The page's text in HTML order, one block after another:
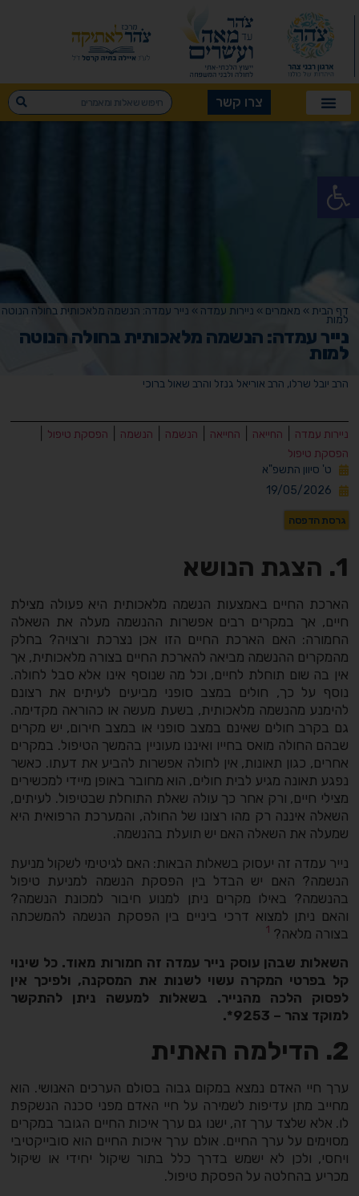
פתח סרגל נגישות
צרו קשר
דף הבית » מאמרים » ניירות עמדה » נייר עמדה: הנשמה מלאכותית בחולה הנוטה
למות
נייר עמדה: הנשמה מלאכותית בחולה הנוטה
למות
הרב יובל שרלו, הרב אוריאל גנזל והרב שאול ברוכי
ניירות עמדה החייאה החייאה הנשמה הנשמה הפסקת טיפול
הפסקת טיפול
ט' סיוון התשפ"א
19/05/2026
גרסת הדפסה
1. הצגת הנושא
הארכת החיים באמצעות הנשמה מלאכותית היא פעולה מצילת
חיים, אך במקרים רבים אפשרות ההנשמה מעלה את השאלה
החמורה: האם הארכת החיים הזו אכן נצרכת ורצויה? בחלק
מהמקרים ההנשמה מביאה להארכת החיים בצורה מלאכותית, אך
אין בה שום תוחלת לחיים, וכל מה שנוסף אינו אלא סבל לחולה.
נוסף על כך, חולים במצב סופני מביעים לעיתים את רצונם
להימנע מהנשמה מלאכותית, בשעת מעשה או כהוראה מקדימה.
גם בקרב חולים שאינם במצב סופני או במצב חירום, יש מקרים
שבהם החולה מואס בחייו ואיננו מעוניין בהמשך הטיפול. במקרים
אחרים, כגון תאונות, אין לחולה אפשרות להביע את דעתו. כאשר
נפגע תאונה מגיע לבית חולים, הוא מחובר באופן מיידי למכשירים
מצילי חיים, ורק אחר כך עולה שאלת התוחלת שבטיפול. לעיתים,
השאלה איננה רק מהו רצונו של החולה, והמערכת הרפואית היא
שמעלה את השאלה האם יש תועלת בהנשמה.
נייר עמדה זה יעסוק בשאלות הבאות: האם לגיטימי לשקול מניעת
הנשמה? האם יש הבדל בין הפסקת הנשמה למניעת טיפול
בהנשמה? באילו מקרים ניתן למנוע חיבור למכונת הנשמה?
והאם ניתן למצוא דרכי ביניים בין הפסקת הנשמה להמשכתה
בצורה מלאה? 1
השאלות שבהן עוסק נייר עמדה זה חמורות מאוד. כל שינוי
קל בפרטי המקרה עשוי לשנות את המסקנה, ולפיכך אין
לפסוק הלכה מהנייר. בשאלות למעשה ניתן להתקשר
למוקד צהר – 9253*.
2. הדילמה האתית
ערך חיי האדם נמצא במקום גבוה בסולם הערכים האנושי. הוא
מחייב מתן עדיפות לשמירה על חיי האדם מפני סכנה הנשקפת
לו. אלא שלצד ערך זה, ישנו גם ערך איכות החיים הגובר במקרים
מסוימים על ערך החיים. אולם ערך איכות החיים הוא סובייקטיבי
ויחסי, ולכן לא ישמש בדרך כלל בתור שיקול יחידי או שיקול
מכריע בהחלטה על הפסקת טיפול.